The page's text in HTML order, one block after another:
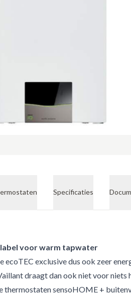
Specificaties
voor warm tapwater
ecoTEC exclusive dus ook zeer
draagt dan ook niet voor niets
thermostatensensoHOME +